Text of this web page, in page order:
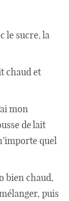
le sucre, la
chaud et
mon
de lait
quel
bien chaud,
puis